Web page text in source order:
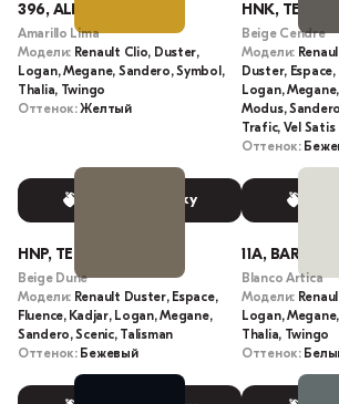
396, ALI, 8200001076
Amarillo Lima
Модели: Renault Clio, Duster,
Logan, Megane, Sandero, Symbol,
Thalia, Twingo
Оттенок:Желтый
Выбрать краску
HNK, TEHNK
Beige Cendre
Модели:
Duster,
Logan,
Modus,
Trafic, Vel Satis
Оттенок:
HNP, TEHNP
Beige Dune
Модели: Renault Duster, Espace,
Fluence, Kadjar, Logan, Megane,
Sandero, Scenic, Talisman
Оттенок: Бежевый
11A, BAR,
Blanco Artica
Модели:
Logan,
Thalia, Twingo
Оттенок: